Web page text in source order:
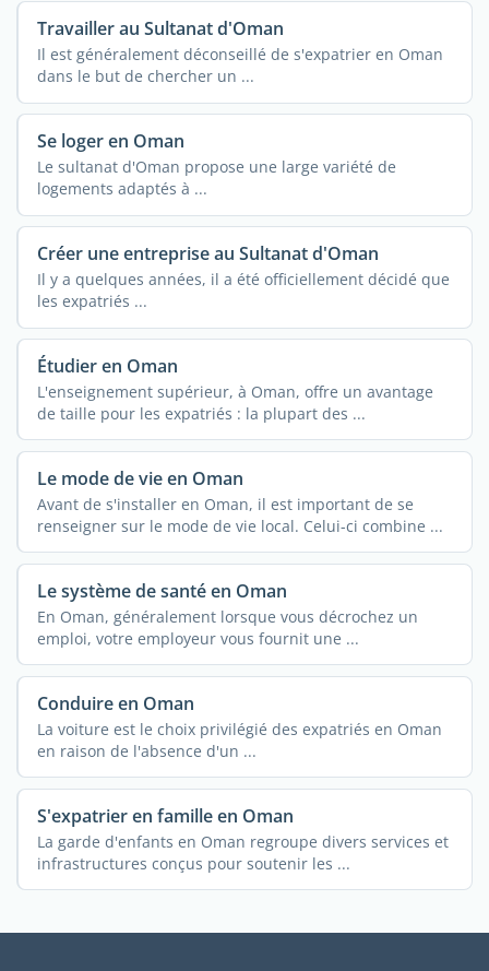
Travailler au Sultanat d'Oman
Il est généralement déconseillé de s'expatrier en Oman
dans le but de chercher un ...
Se loger en Oman
Le sultanat d'Oman propose une large variété de
logements adaptés à ...
Créer une entreprise au Sultanat d'Oman
Il y a quelques années, il a été officiellement décidé que
les expatriés ...
Étudier en Oman
L'enseignement supérieur, à Oman, offre un avantage
de taille pour les expatriés : la plupart des ...
Le mode de vie en Oman
Avant de s'installer en Oman, il est important de se
renseigner sur le mode de vie local. Celui-ci combine ...
Le système de santé en Oman
En Oman, généralement lorsque vous décrochez un
emploi, votre employeur vous fournit une ...
Conduire en Oman
La voiture est le choix privilégié des expatriés en Oman
en raison de l'absence d'un ...
S'expatrier en famille en Oman
La garde d'enfants en Oman regroupe divers services et
infrastructures conçus pour soutenir les ...